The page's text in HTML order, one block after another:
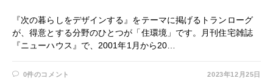
『次の暮らしをデザインする』をテーマに掲げるトランローグ
が、得意とする分野のひとつが「住環境」です。月刊住宅雑誌
『ニューハウス』で、2001年1月から20…
0件のコメント 2023年12月25日